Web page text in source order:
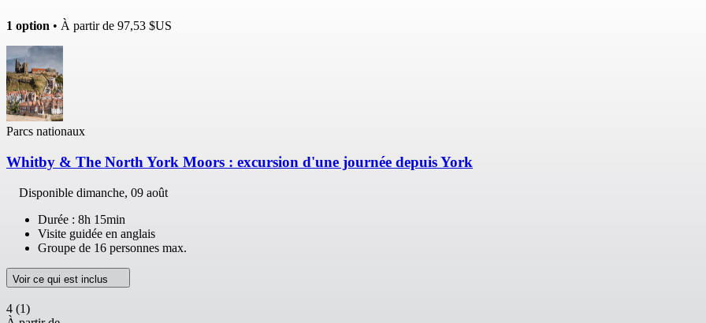
1 option • À partir de 97,53 $US
Parcs nationaux
Whitby & The North York Moors : excursion d'une journée depuis York
Disponible dimanche, 09 août
Durée : 8h 15min
Visite guidée en anglais
Groupe de 16 personnes max.
Voir ce qui est inclus
4 (1)